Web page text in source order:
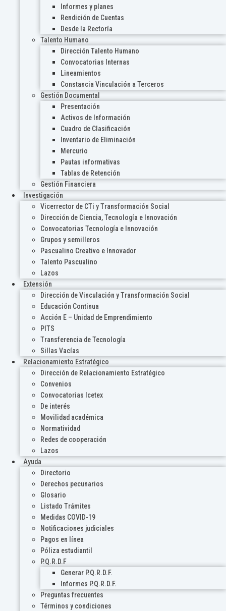
Informes y planes
Rendición de Cuentas
Desde la Rectoría
Talento Humano
Dirección Talento Humano
Convocatorias Internas
Lineamientos
Constancia Vinculación a Terceros
Gestión Documental
Presentación
Activos de Información
Cuadro de Clasificación
Inventario de Eliminación
Mercurio
Pautas informativas
Tablas de Retención
Gestión Financiera
Investigación
Vicerrector de CTi y Transformación Social
Dirección de Ciencia, Tecnología e Innovación
Convocatorias Tecnología e Innovación
Grupos y semilleros
Pascualino Creativo e Innovador
Talento Pascualino
Lazos
Extensión
Dirección de Vinculación y Transformación Social
Educación Continua
Acción E – Unidad de Emprendimiento
PITS
Transferencia de Tecnología
Sillas Vacías
Relacionamiento Estratégico
Dirección de Relacionamiento Estratégico
Convenios
Convocatorias Icetex
De interés
Movilidad académica
Normatividad
Redes de cooperación
Lazos
Ayuda
Directorio
Derechos pecunarios
Glosario
Listado Trámites
Medidas COVID-19
Notificaciones judiciales
Pagos en línea
Póliza estudiantil
P.Q.R.D.F
Generar P.Q.R.D.F.
Informes P.Q.R.D.F.
Preguntas frecuentes
Términos y condiciones